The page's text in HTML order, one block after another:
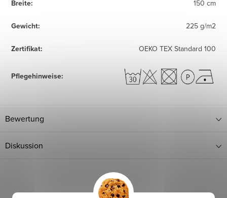
Breite: 150 cm
Gewicht: 225 g/m2
Zertifikat: OEKO TEX Standard 100
Pflegehinweise:
Bewertung
Diskussion